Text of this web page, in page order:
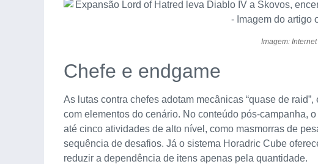
Imagem: Internet
Chefe e endgame
As lutas contra chefes adotam mecânicas “quase de
com elementos do cenário. No conteúdo pós-campanha,
até cinco atividades de alto nível, como masmorras de
sequência de desafios. Já o sistema Horadric Cube
reduzir a dependência de itens apenas pela quantidade.